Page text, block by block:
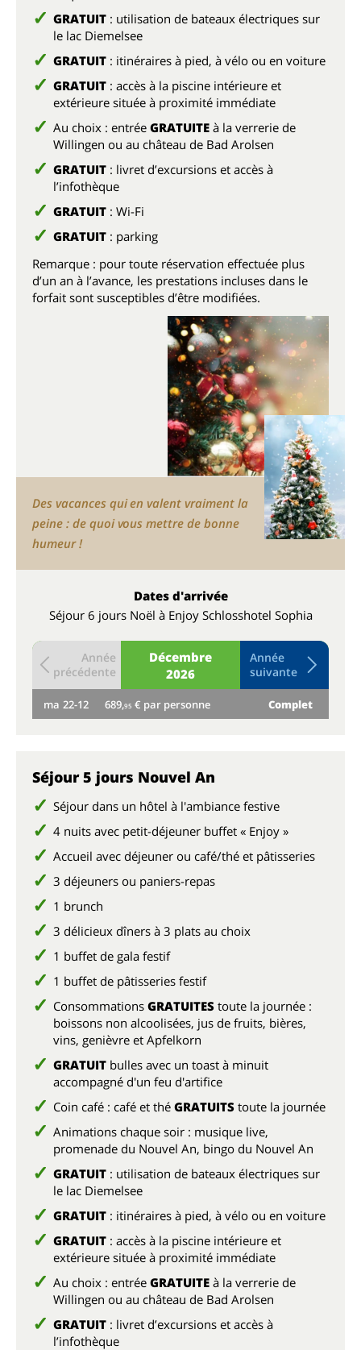
GRATUIT : utilisation de bateaux électriques sur
le lac Diemelsee
GRATUIT : itinéraires à pied, à vélo ou en voiture
GRATUIT : accès à la piscine intérieure et
extérieure située à proximité immédiate
Au choix : entrée GRATUITE à la verrerie de
Willingen ou au château de Bad Arolsen
GRATUIT : livret d’excursions et accès à
l’infothèque
GRATUIT : Wi-Fi
GRATUIT : parking
Remarque : pour toute réservation effectuée plus
d’un an à l’avance, les prestations incluses dans le
forfait sont susceptibles d’être modifiées.
Des vacances qui en valent vraiment la
peine : de quoi vous mettre de bonne
humeur !
Dates d'arrivée
Séjour 6 jours Noël à Enjoy Schlosshotel Sophia
Décembre
2026
Année
précédente
Année
suivante
ma 22-12 689,95 € par personne Complet
Séjour 5 jours Nouvel An
Séjour dans un hôtel à l'ambiance festive
4 nuits avec petit-déjeuner buffet « Enjoy »
Accueil avec déjeuner ou café/thé et pâtisseries
3 déjeuners ou paniers-repas
1 brunch
3 délicieux dîners à 3 plats au choix
1 buffet de gala festif
1 buffet de pâtisseries festif
Consommations GRATUITES toute la journée :
boissons non alcoolisées, jus de fruits, bières,
vins, genièvre et Apfelkorn
GRATUIT bulles avec un toast à minuit
accompagné d'un feu d'artifice
Coin café : café et thé GRATUITS toute la journée
Animations chaque soir : musique live,
promenade du Nouvel An, bingo du Nouvel An
GRATUIT : utilisation de bateaux électriques sur
le lac Diemelsee
GRATUIT : itinéraires à pied, à vélo ou en voiture
GRATUIT : accès à la piscine intérieure et
extérieure située à proximité immédiate
Au choix : entrée GRATUITE à la verrerie de
Willingen ou au château de Bad Arolsen
GRATUIT : livret d’excursions et accès à
l’infothèque